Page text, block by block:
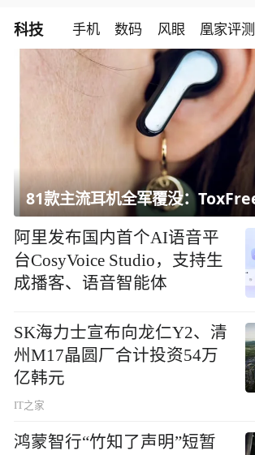
科技 手机 数码 风眼 凰家评测
阿里发布国内首个AI语音平
台CosyVoice Studio，支持生
成播客、语音智能体
SK海力士宣布向龙仁Y2、清
州M17晶圆厂合计投资54万
亿韩元
IT之家
鸿蒙智行“竹知了声明”短暂